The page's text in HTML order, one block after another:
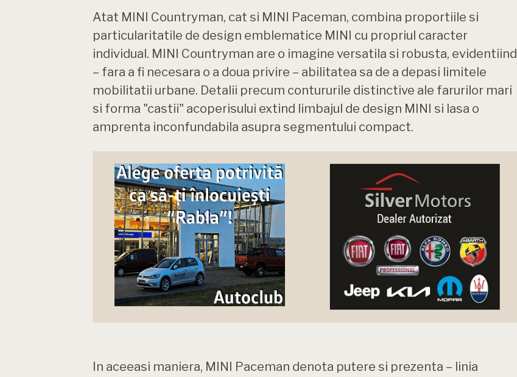
Atat MINI Countryman, cat si MINI Paceman, combina proportiile si
particularitatile de design emblematice MINI cu propriul caracter
individual. MINI Countryman are o imagine versatila si robusta, evidentiind
– fara a fi necesara o a doua privire – abilitatea sa de a depasi limitele
mobilitatii urbane. Detalii precum contururile distinctive ale farurilor mari
si forma "castii" acoperisului extind limbajul de design MINI si lasa o
amprenta inconfundabila asupra segmentului compact.
In aceeasi maniera, MINI Paceman denota putere si prezenta – linia